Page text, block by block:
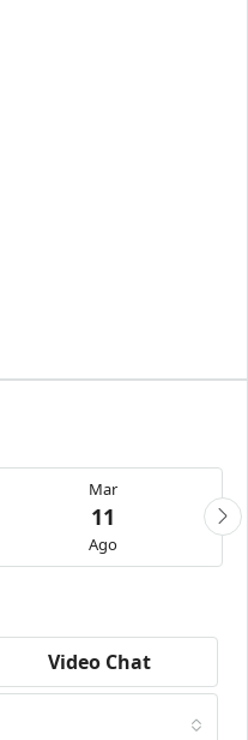
Mar
11
Ago
Video Chat